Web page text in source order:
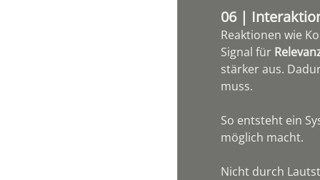
06 |
Reaktionen wie
Signal für
stärker aus.
muss.
So entsteht ein
möglich macht.
Nicht durch